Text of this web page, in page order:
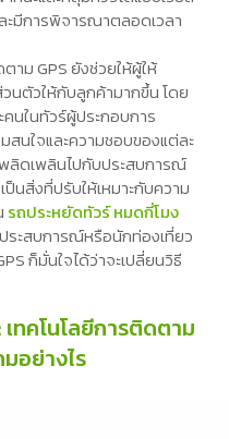
ะมีการพิจารณาตลอดเวลา
าม GPS ยังช่วยให้ผู้ให้
นตัวให้กับลูกค้ามากขึ้น โดย
นในทัวร์ผู้ประกอบการ
นใจและความชอบของแต่ละ
ลิดเพลินไปกับประสบการณ์
นสิ่งที่ปรับให้เหมาะกับความ
รถประหยัดทัวร์ หมดกี่โมง
ระสบการณ์หรือนักท่องเที่ยว
ก็มั่นใจได้ว่าจะเปลี่ยนวิธี
ทคโนโลยีการติดตาม
มอย่างไร